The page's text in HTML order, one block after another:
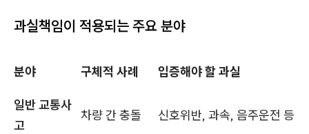
과실책임이 적용되는 주요 분야
분야 구체적 사례 입증해야 할 과실
일반 교통사
고
차량 간 충돌 신호위반, 과속, 음주운전 등